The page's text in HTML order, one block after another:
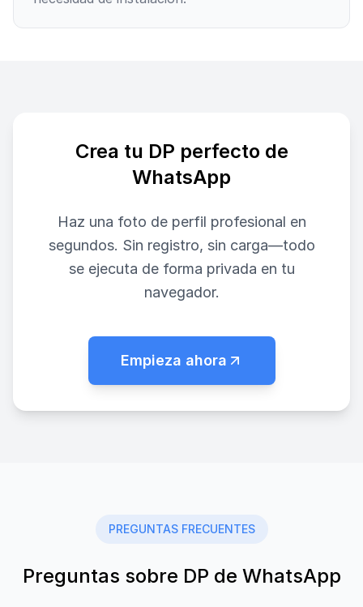
Crea tu DP perfecto de
WhatsApp
Haz una foto de perfil profesional en
segundos. Sin registro, sin carga—todo
se ejecuta de forma privada en tu
navegador.
Empieza ahora
PREGUNTAS FRECUENTES
Preguntas sobre DP de WhatsApp